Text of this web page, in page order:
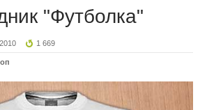
"Футболка"
1 669